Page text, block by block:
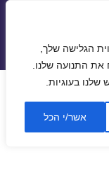
הגלישה שלך,
את התנועה שלנו.
בעוגיות.
אשר/י הכל
תפריטים
ווידג'טים